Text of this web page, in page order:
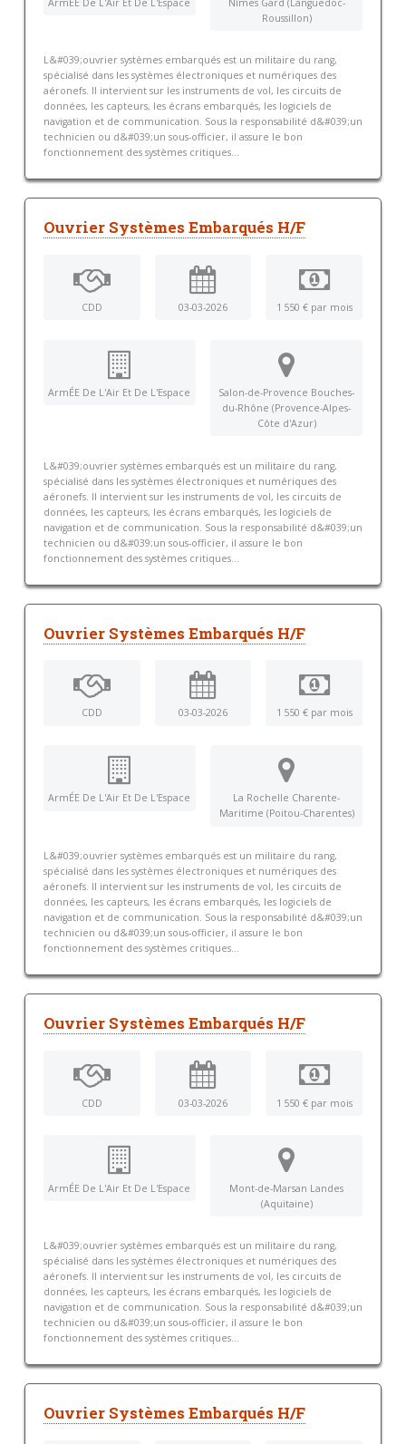
Roussillon)
L&#039;ouvrier systèmes embarqués est un militaire du rang,
spécialisé dans les systèmes électroniques et numériques des
aéronefs. Il intervient sur les instruments de vol, les circuits de
données, les capteurs, les écrans embarqués, les logiciels de
navigation et de communication. Sous la responsabilité d&#039;un
technicien ou d&#039;un sous-officier, il assure le bon
fonctionnement des systèmes critiques...
Ouvrier Systèmes Embarqués H/F
CDD 03-03-2026 1 550 € par mois
ArmÉE De L'Air Et De L'Espace
Salon-de-Provence Bouches-
du-Rhône (Provence-Alpes-
Côte d'Azur)
L&#039;ouvrier systèmes embarqués est un militaire du rang,
spécialisé dans les systèmes électroniques et numériques des
aéronefs. Il intervient sur les instruments de vol, les circuits de
données, les capteurs, les écrans embarqués, les logiciels de
navigation et de communication. Sous la responsabilité d&#039;un
technicien ou d&#039;un sous-officier, il assure le bon
fonctionnement des systèmes critiques...
Ouvrier Systèmes Embarqués H/F
CDD 03-03-2026 1 550 € par mois
ArmÉE De L'Air Et De L'Espace
La Rochelle Charente-
Maritime (Poitou-Charentes)
L&#039;ouvrier systèmes embarqués est un militaire du rang,
spécialisé dans les systèmes électroniques et numériques des
aéronefs. Il intervient sur les instruments de vol, les circuits de
données, les capteurs, les écrans embarqués, les logiciels de
navigation et de communication. Sous la responsabilité d&#039;un
technicien ou d&#039;un sous-officier, il assure le bon
fonctionnement des systèmes critiques...
Ouvrier Systèmes Embarqués H/F
CDD 03-03-2026 1 550 € par mois
ArmÉE De L'Air Et De L'Espace
Mont-de-Marsan Landes
(Aquitaine)
L&#039;ouvrier systèmes embarqués est un militaire du rang,
spécialisé dans les systèmes électroniques et numériques des
aéronefs. Il intervient sur les instruments de vol, les circuits de
données, les capteurs, les écrans embarqués, les logiciels de
navigation et de communication. Sous la responsabilité d&#039;un
technicien ou d&#039;un sous-officier, il assure le bon
fonctionnement des systèmes critiques...
Ouvrier Systèmes Embarqués H/F